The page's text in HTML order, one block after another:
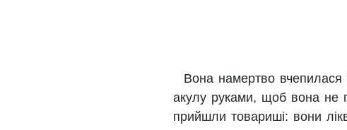
Вона намертво вчепилася
акулу руками, щоб вона не
прийшли товариші: вони